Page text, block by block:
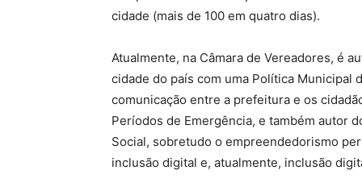
cidade (mais de 100 em quatro dias).
Atualmente, na Câmara de Vereadores, é
cidade do país com uma Política Municipal
comunicação entre a prefeitura e os
Períodos de Emergência, e também autor
Social, sobretudo o empreendedorismo
inclusão digital e, atualmente, inclusão